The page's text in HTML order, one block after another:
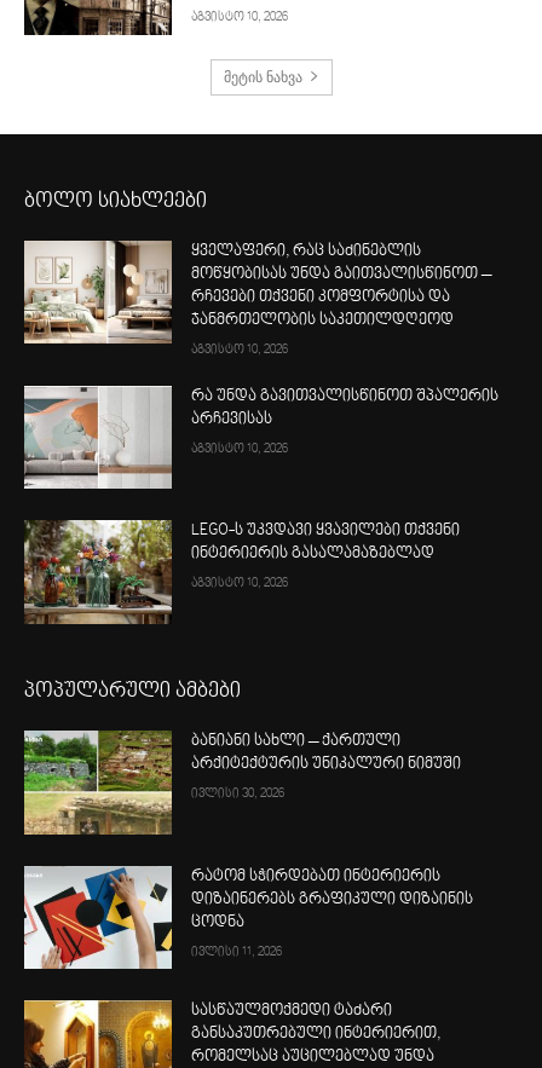
აგვისტო 10, 2026
მეტის ნახვა
ბოლო სიახლეები
ყველაფერი, რაც საძინებლის
მოწყობისას უნდა გაითვალისწინოთ –
რჩევები თქვენი კომფორტისა და
ჯანმრთელობის საკეთილდღეოდ
აგვისტო 10, 2026
რა უნდა გავითვალისწინოთ შპალერის
არჩევისას
აგვისტო 10, 2026
LEGO-ს უკვდავი ყვავილები თქვენი
ინტერიერის გასალამაზებლად
აგვისტო 10, 2026
პოპულარული ამბები
ბანიანი სახლი – ქართული
არქიტექტურის უნიკალური ნიმუში
ივლისი 30, 2026
რატომ სჭირდებათ ინტერიერის
დიზაინერებს გრაფიკული დიზაინის
ცოდნა
ივლისი 11, 2026
სასწაულმოქმედი ტაძარი
განსაკუთრებული ინტერიერით,
რომელსაც აუცილებლად უნდა